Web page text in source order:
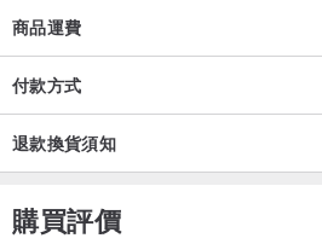
商品運費
付款方式
退款換貨須知
購買評價